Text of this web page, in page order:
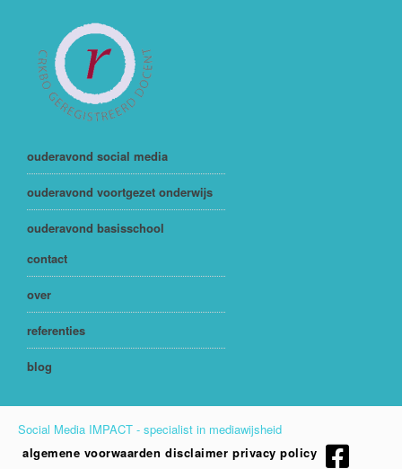
ouderavond social media
ouderavond voortgezet onderwijs
ouderavond basisschool
contact
over
referenties
blog
Social Media IMPACT - specialist in mediawijsheid
algemene voorwaarden disclaimer privacy policy